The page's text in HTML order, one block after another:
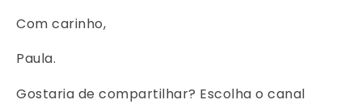
Com carinho,
Paula.
Gostaria de compartilhar? Escolha o canal